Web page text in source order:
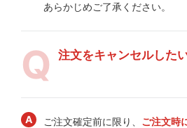
あらかじめご了承ください。
注文をキャンセルした
ご注文確定前に限り、 ご注文時